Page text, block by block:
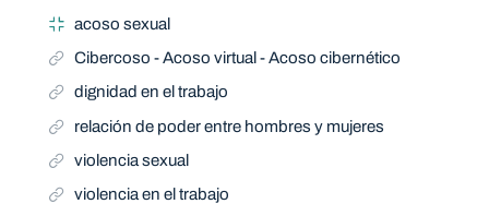
acoso sexual
Cibercoso - Acoso virtual - Acoso cibernético
dignidad en el trabajo
relación de poder entre hombres y mujeres
violencia sexual
violencia en el trabajo